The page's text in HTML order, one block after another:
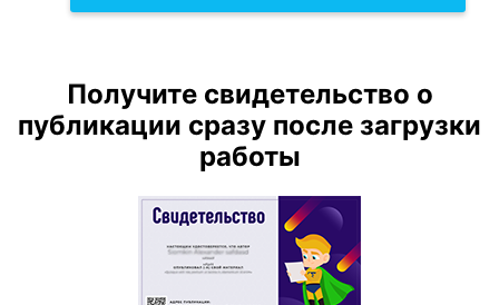
Получите свидетельство о
публикации сразу после загрузки
работы